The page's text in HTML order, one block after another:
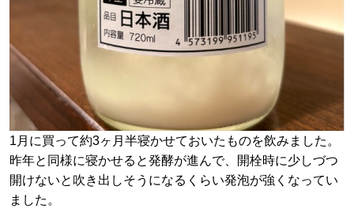
1月に買って約3ヶ月半寝かせておいたものを飲みました。
昨年と同様に寝かせると発酵が進んで、開栓時に少しづつ
開けないと吹き出しそうになるくらい発泡が強くなってい
ました。